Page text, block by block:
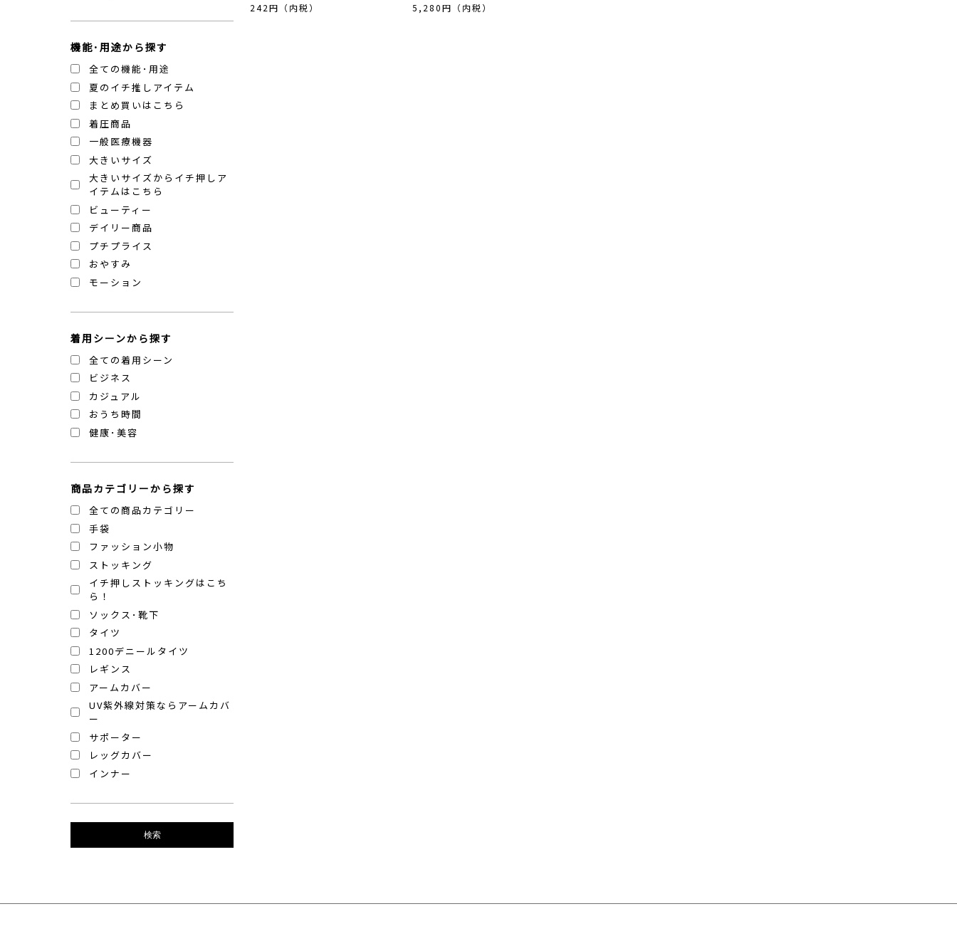
機能･用途から探す
全ての機能･用途
夏のイチ推しアイテム
まとめ買いはこちら
着圧商品
一般医療機器
大きいサイズ
大きいサイズからイチ押しア
イテムはこちら
ビューティー
デイリー商品
プチプライス
おやすみ
モーション
着用シーンから探す
全ての着用シーン
ビジネス
カジュアル
おうち時間
健康･美容
商品カテゴリーから探す
全ての商品カテゴリー
手袋
ファッション小物
ストッキング
イチ押しストッキングはこち
ら！
ソックス･靴下
タイツ
1200デニールタイツ
レギンス
アームカバー
UV紫外線対策ならアームカバ
ー
サポーター
レッグカバー
インナー
242円（内税）
5,280円（内税）